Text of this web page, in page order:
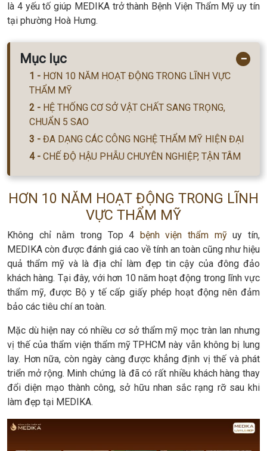
là 4 yếu tố giúp MEDIKA trở thành Bệnh Viện Thẩm Mỹ uy tín
tại phường Hoà Hưng.
Mục lục −
HƠN 10 NĂM HOẠT ĐỘNG TRONG LĨNH VỰC
THẨM MỸ
HỆ THỐNG CƠ SỞ VẬT CHẤT SANG TRỌNG,
CHUẨN 5 SAO
ĐA DẠNG CÁC CÔNG NGHỆ THẨM MỸ HIỆN ĐẠI
CHẾ ĐỘ HẬU PHẪU CHUYÊN NGHIỆP, TẬN TÂM
HƠN 10 NĂM HOẠT ĐỘNG TRONG LĨNH
VỰC THẨM MỸ
Không chỉ nằm trong Top 4 bệnh viện thẩm mỹuy tín,
MEDIKA còn được đánh giá cao về tính an toàn cũng như hiệu
quả thẩm mỹ và là địa chỉ làm đẹp tin cậy của đông đảo
khách hàng. Tại đây, với hơn 10 năm hoạt động trong lĩnh vực
thẩm mỹ, được Bộ y tế cấp giấy phép hoạt động nên đảm
bảo các tiêu chí an toàn.
Mặc dù hiện nay có nhiều cơ sở thẩm mỹ mọc tràn lan nhưng
vị thế của thẩm viện thẩm mỹ TPHCM này vẫn không bị lung
lay. Hơn nữa, còn ngày càng được khẳng định vị thế và phát
triển mở rộng. Minh chứng là đã có rất nhiều khách hàng thay
đổi diện mạo thành công, sở hữu nhan sắc rạng rỡ sau khi
làm đẹp tại MEDIKA.